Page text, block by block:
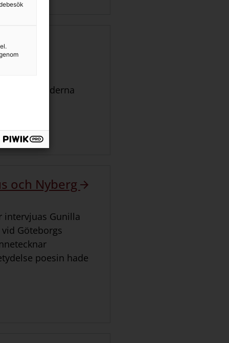
det moderna
och Nyberg
intervjuas Gunilla
Göteborgs
poesin hade